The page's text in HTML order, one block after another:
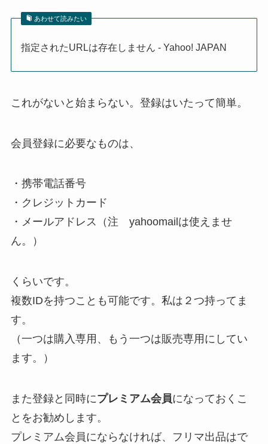
あわせて読みたい
指定されたURLは存在しません - Yahoo! JAPAN
これがないと始まらない。登録はいたって簡単。
会員登録に必要なものは、
・携帯電話番号
・クレジットカード
・メールアドレス（注 yahoomailは使えませ
ん。）
くらいです。
複数IDを持つことも可能です。私は２つ持ってま
す。
（一つは購入専用、もう一つは販売専用にしてい
ます。）
また登録と同時にプレミアム会員になっておくこ
とをお勧めします。
プレミアム会員にならなければ、フリマ出品はで